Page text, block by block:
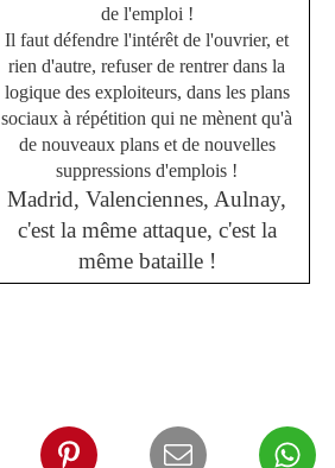
de l'emploi !
Il faut défendre l'intérêt de l'ouvrier, et
rien d'autre, refuser de rentrer dans la
logique des exploiteurs, dans les plans
sociaux à répétition qui ne mènent qu'à
de nouveaux plans et de nouvelles
suppressions d'emplois !
Madrid, Valenciennes, Aulnay,
c'est la même attaque, c'est la
même bataille !